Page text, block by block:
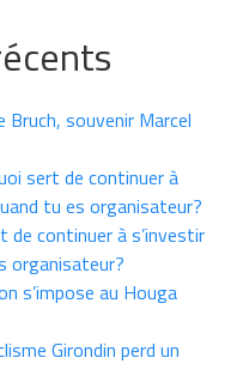
Bruch, souvenir Marcel
sert de continuer à
tu es organisateur?
de continuer à s’investir
organisateur?
s’impose au Houga
Girondin perd un